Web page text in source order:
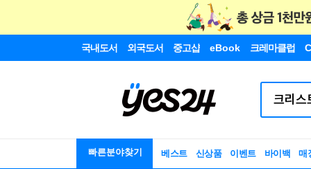
국내도서 외국도서 중고샵 eBook 크레마클럽
빠른분야찾기 베스트 신상품 이벤트 바이백 매